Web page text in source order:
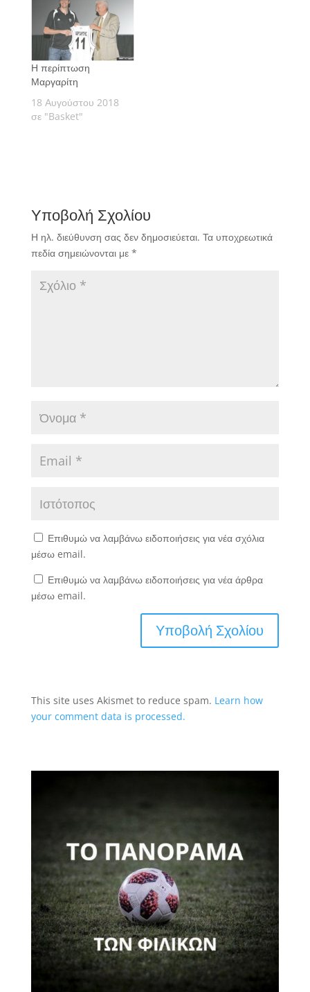
Η περίπτωση
Μαργαρίτη
18 Αυγούστου 2018
σε "Basket"
Υποβολή Σχολίου
Η ηλ. διεύθυνση σας δεν δημοσιεύεται. Τα υποχρεωτικά
πεδία σημειώνονται με *
Επιθυμώ να λαμβάνω ειδοποιήσεις για νέα σχόλια
μέσω email.
Επιθυμώ να λαμβάνω ειδοποιήσεις για νέα άρθρα
μέσω email.
This site uses Akismet to reduce spam. Learn how
your comment data is processed.